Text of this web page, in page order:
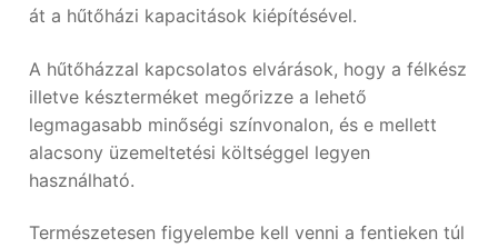
át a hűtőházi kapacitások kiépítésével.
A hűtőházzal kapcsolatos elvárások, hogy a félkész
illetve készterméket megőrizze a lehető
legmagasabb minőségi színvonalon, és e mellett
alacsony üzemeltetési költséggel legyen
használható.
Természetesen figyelembe kell venni a fentieken túl